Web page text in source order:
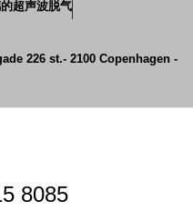
超声波脱气
226 st.- 2100 Copenhagen -
8085